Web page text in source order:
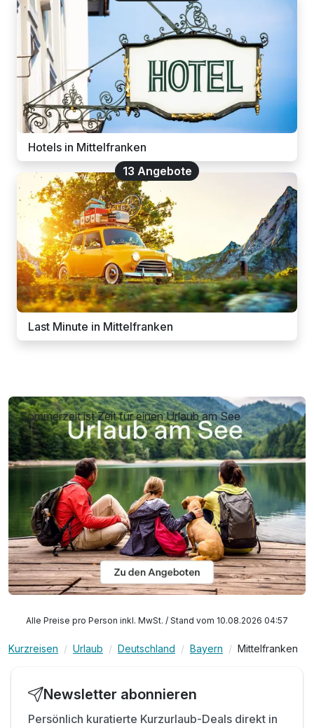
Hotels in Mittelfranken
13 Angebote
Last Minute in Mittelfranken
Sommerzeit ist Zeit für einen Urlaub am See
Alle Preise pro Person inkl. MwSt. / Stand vom 10.08.2026 04:57
Kurzreisen Urlaub Deutschland Bayern Mittelfranken
Newsletter abonnieren
Persönlich kuratierte Kurzurlaub-Deals direkt in